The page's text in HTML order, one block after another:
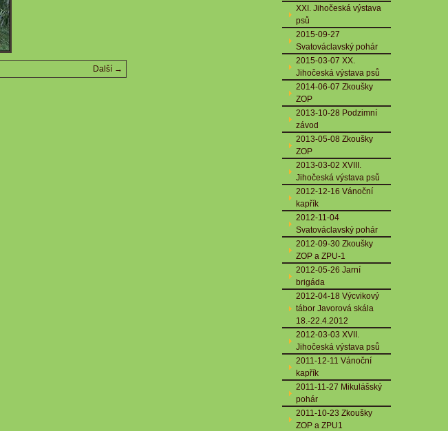
Další →
XXI. Jihočeská výstava
psů
2015-09-27
Svatováclavský pohár
2015-03-07 XX.
Jihočeská výstava psů
2014-06-07 Zkoušky
ZOP
2013-10-28 Podzimní
závod
2013-05-08 Zkoušky
ZOP
2013-03-02 XVIII.
Jihočeská výstava psů
2012-12-16 Vánoční
kapřík
2012-11-04
Svatováclavský pohár
2012-09-30 Zkoušky
ZOP a ZPU-1
2012-05-26 Jarní
brigáda
2012-04-18 Výcvikový
tábor Javorová skála
18.-22.4.2012
2012-03-03 XVII.
Jihočeská výstava psů
2011-12-11 Vánoční
kapřík
2011-11-27 Mikulášský
pohár
2011-10-23 Zkoušky
ZOP a ZPU1